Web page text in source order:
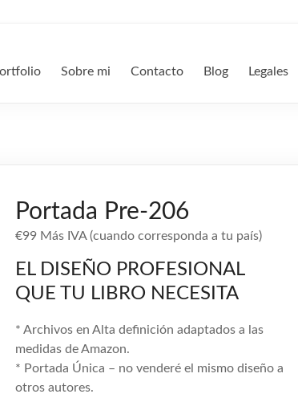
Sobre mi Contacto Blog Legales
Portada Pre-206
€99 Más IVA (cuando corresponda a tu país)
EL DISEÑO PROFESIONAL
QUE TU LIBRO NECESITA
* Archivos en Alta definición adaptados a las
medidas de Amazon.
* Portada Única – no venderé el mismo diseño a
otros autores.